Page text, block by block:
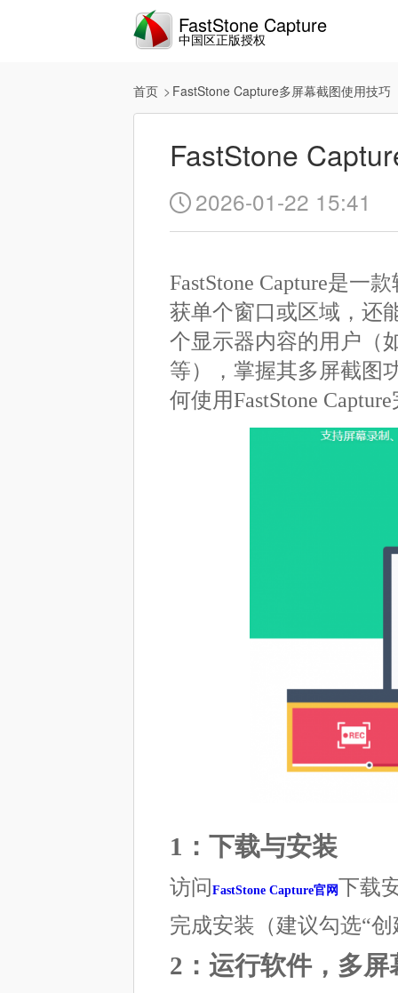
FastStone Capture
中国区正版授权
首页 FastStone Capture多屏幕截图使用技巧
FastStone
 2026-01-22 15:41
FastStone Capture是一
获单个窗口或区域，还
个显示器内容的用户（
等），掌握其多屏截图
何使用FastStone
1：下载与安装
访问FastStone Capture官网下载
完成安装（建议勾选“
2：运行软件，多屏